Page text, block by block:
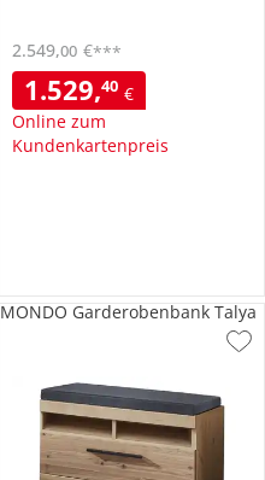
1.529,40 €
Online zum
Kundenkartenpreis
2.549,00 €***
MONDO Garderobenbank Talya